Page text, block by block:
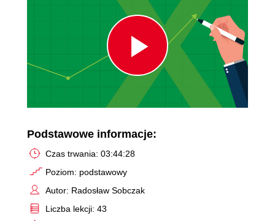
Play
Video
Podstawowe informacje:
Czas trwania: 03:44:28
Poziom: podstawowy
Autor: Radosław Sobczak
Liczba lekcji: 43